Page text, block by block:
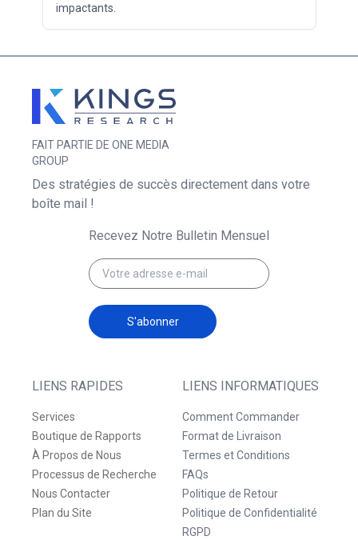
impactants.
FAIT PARTIE DE ONE MEDIA
GROUP
LIENS RAPIDES
Services
Boutique de Rapports
À Propos de Nous
Processus de Recherche
Nous Contacter
Plan du Site
LIENS INFORMATIQUES
Comment Commander
Format de Livraison
Termes et Conditions
FAQs
Politique de Retour
Politique de Confidentialité
RGPD
Des stratégies de succès directement dans votre
boîte mail !
Recevez Notre Bulletin Mensuel
S'abonner